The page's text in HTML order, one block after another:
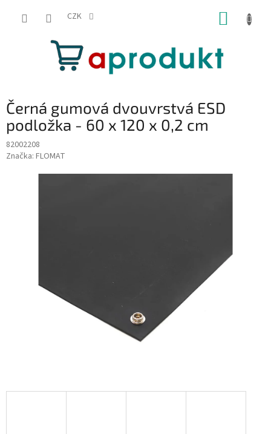
CZK
Černá gumová dvouvrstvá ESD
podložka - 60 x 120 x 0,2 cm
82002208
Značka: FLOMAT